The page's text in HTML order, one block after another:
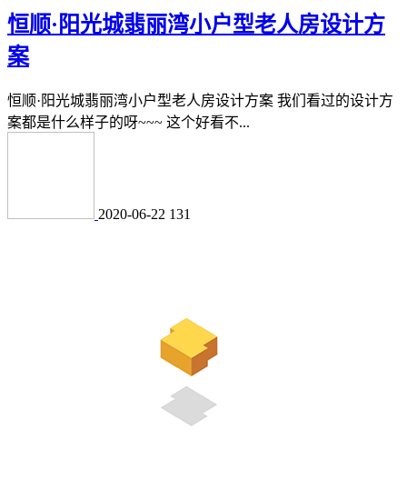
恒顺·阳光城翡丽湾小户型老人房设计方
案
恒顺·阳光城翡丽湾小户型老人房设计方案 我们看过的设计方
案都是什么样子的呀~~~ 这个好看不...
2020-06-22 131